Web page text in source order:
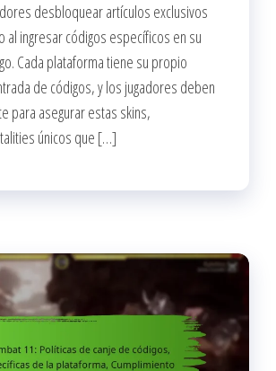
desbloquear artículos exclusivos
al ingresar códigos específicos en su
Cada plataforma tiene su propio
de códigos, y los jugadores deben
para asegurar estas skins,
únicos que […]